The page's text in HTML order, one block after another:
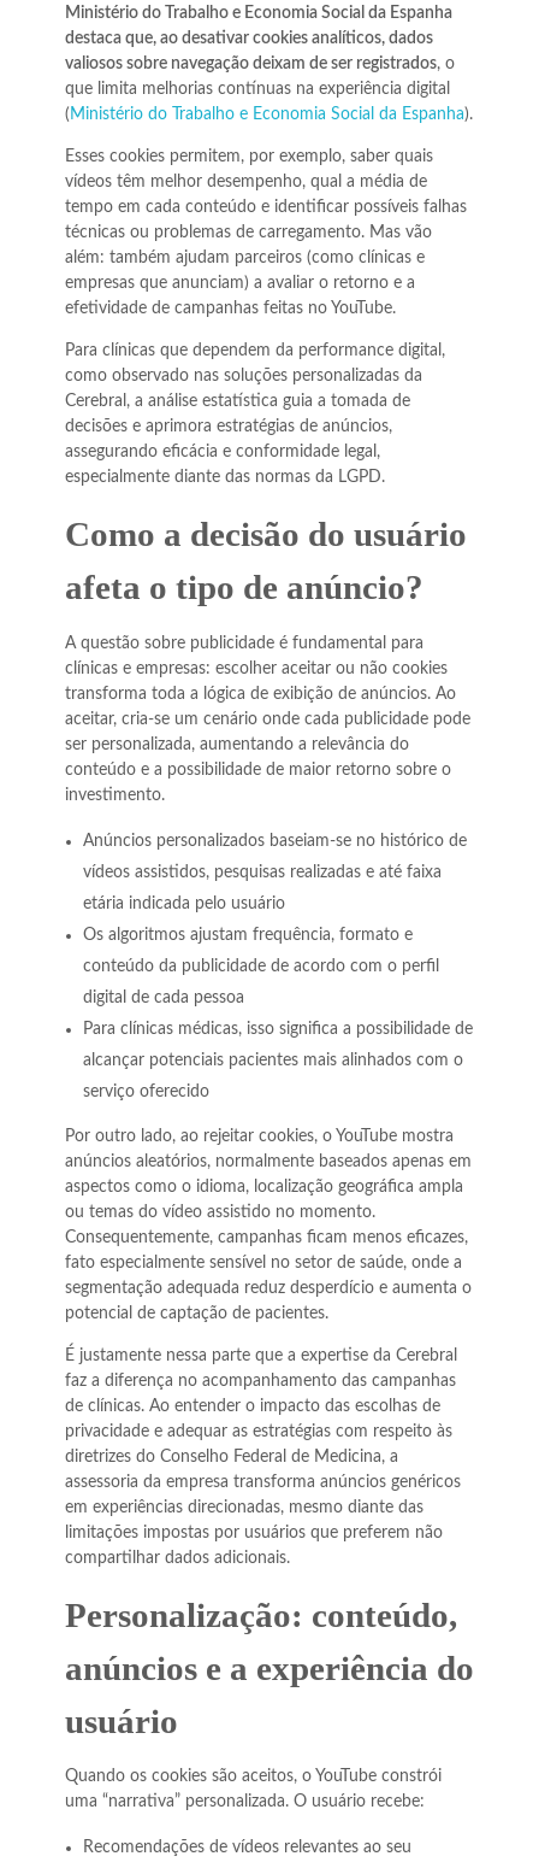
Ministério do Trabalho e Economia Social da Espanha
destaca que, ao desativar cookies analíticos, dados
valiosos sobre navegação deixam de ser registrados, o
que limita melhorias contínuas na experiência digital
( Ministério do Trabalho e Economia Social da Espanha).
Esses cookies permitem, por exemplo, saber quais
vídeos têm melhor desempenho, qual a média de
tempo em cada conteúdo e identificar possíveis falhas
técnicas ou problemas de carregamento. Mas vão
além: também ajudam parceiros (como clínicas e
empresas que anunciam) a avaliar o retorno e a
efetividade de campanhas feitas no YouTube.
Para clínicas que dependem da performance digital,
como observado nas soluções personalizadas da
Cerebral, a análise estatística guia a tomada de
decisões e aprimora estratégias de anúncios,
assegurando eficácia e conformidade legal,
especialmente diante das normas da LGPD.
Como a decisão do usuário
afeta o tipo de anúncio?
A questão sobre publicidade é fundamental para
clínicas e empresas: escolher aceitar ou não cookies
transforma toda a lógica de exibição de anúncios. Ao
aceitar, cria-se um cenário onde cada publicidade pode
ser personalizada, aumentando a relevância do
conteúdo e a possibilidade de maior retorno sobre o
investimento.
Anúncios personalizados baseiam-se no histórico de
vídeos assistidos, pesquisas realizadas e até faixa
etária indicada pelo usuário
Os algoritmos ajustam frequência, formato e
conteúdo da publicidade de acordo com o perfil
digital de cada pessoa
Para clínicas médicas, isso significa a possibilidade de
alcançar potenciais pacientes mais alinhados com o
serviço oferecido
Por outro lado, ao rejeitar cookies, o YouTube mostra
anúncios aleatórios, normalmente baseados apenas em
aspectos como o idioma, localização geográfica ampla
ou temas do vídeo assistido no momento.
Consequentemente, campanhas ficam menos eficazes,
fato especialmente sensível no setor de saúde, onde a
segmentação adequada reduz desperdício e aumenta o
potencial de captação de pacientes.
É justamente nessa parte que a expertise da Cerebral
faz a diferença no acompanhamento das campanhas
de clínicas. Ao entender o impacto das escolhas de
privacidade e adequar as estratégias com respeito às
diretrizes do Conselho Federal de Medicina, a
assessoria da empresa transforma anúncios genéricos
em experiências direcionadas, mesmo diante das
limitações impostas por usuários que preferem não
compartilhar dados adicionais.
Personalização: conteúdo,
anúncios e a experiência do
usuário
Quando os cookies são aceitos, o YouTube constrói
uma “narrativa” personalizada. O usuário recebe:
Recomendações de vídeos relevantes ao seu